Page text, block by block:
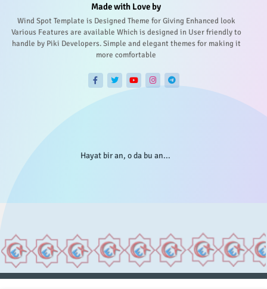
Made with Love by
Wind Spot Template is Designed Theme for Giving Enhanced look
Various Features are available Which is designed in User friendly to
handle by Piki Developers. Simple and elegant themes for making it
more comfortable
Hayat bir an, o da bu an...